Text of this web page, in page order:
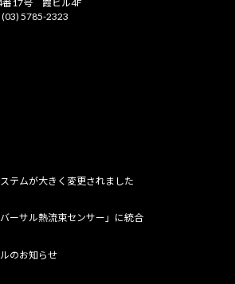
番17号 霞ビル4F
(03) 5785-2323
テムが大きく変更されました
ーサル熱流束センサー」に統合
のお知らせ